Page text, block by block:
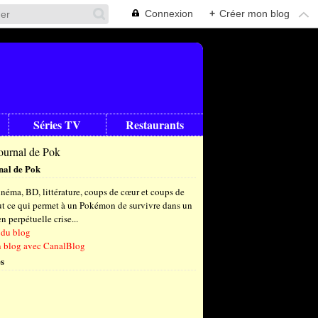
Connexion + Créer mon blog
Séries TV Restaurants
de Pok
BD, littérature, coups de cœur et coups de
ce qui permet à un Pokémon de survivre dans un
perpétuelle crise...
blog
blog avec CanalBlog